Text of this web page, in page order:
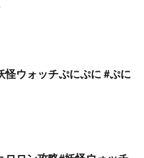
怪ウォッチぷにぷに #ぷに